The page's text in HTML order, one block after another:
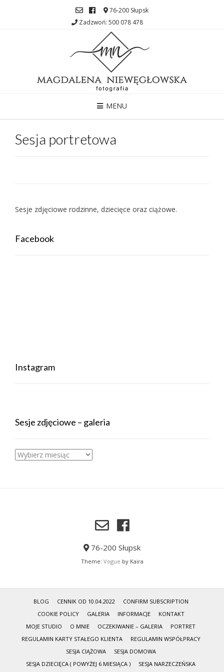
76-200 Słupsk
Zadzwoń: 500 078 478
MENU
Sesja portretowa
Sesje zdjęciowe rodzinne, dziecięce oraz ciążowe.
Facebook
Instagram
Sesje zdjęciowe – galeria
Sesje
76-200 Słupsk
Theme: Vogue by Kaira
BLOG CENNIK OD 10.04.2022
CONFIRM SUBSCRIPTION
COOKIE POLICY
GALERIA INFORMACJE
KONTAKT
MOJE STUDIO
O MNIE OCZEKIWANIE – GALERIA
PORTRET
REGULAMIN KARTY STAŁEGO KLIENTA
REGULAMIN WSPÓŁPRACY
SESJA CIĄŻOWA
SESJA DOMOWA
SESJA DZIECIĘCA ( POWYŻEJ 6 MIESIĄCA )
SESJA NARZECZEŃSKA